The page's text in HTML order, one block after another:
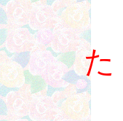
た